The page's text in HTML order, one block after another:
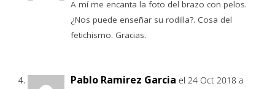
A mí me encanta la foto del brazo con pelos.
¿Nos puede enseñar su rodilla?. Cosa del
fetichismo. Gracias.
Pablo Ramirez Garcia el 24 Oct 2018 a